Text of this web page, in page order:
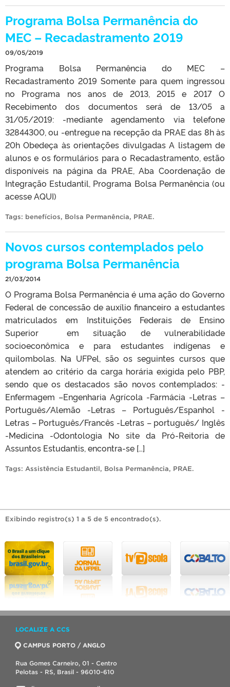
Programa Bolsa Permanência do
MEC – Recadastramento 2019
09/05/2019
Programa Bolsa Permanência do MEC –
Recadastramento 2019 Somente para quem ingressou
no Programa nos anos de 2013, 2015 e 2017 O
Recebimento dos documentos será de 13/05 a
31/05/2019: -mediante agendamento via telefone
32844300, ou -entregue na recepção da PRAE das 8h às
20h Obedeça às orientações divulgadas A listagem de
alunos e os formulários para o Recadastramento, estão
disponíveis na página da PRAE, Aba Coordenação de
Integração Estudantil, Programa Bolsa Permanência (ou
acesse AQUI)
Tags: benefícios, Bolsa Permanência, PRAE.
Novos cursos contemplados pelo
programa Bolsa Permanência
21/03/2014
O Programa Bolsa Permanência é uma ação do Governo
Federal de concessão de auxílio financeiro a estudantes
matriculados em Instituições Federais de Ensino
Superior em situação de vulnerabilidade
socioeconômica e para estudantes indígenas e
quilombolas. Na UFPel, são os seguintes cursos que
atendem ao critério da carga horária exigida pelo PBP,
sendo que os destacados são novos contemplados: -
Enfermagem –Engenharia Agrícola -Farmácia -Letras –
Português/Alemão -Letras – Português/Espanhol -
Letras – Português/Francês -Letras – português/ Inglês
-Medicina -Odontologia No site da Pró-Reitoria de
Assuntos Estudantis, encontra-se […]
Tags: Assistência Estudantil, Bolsa Permanência, PRAE.
Exibindo registro(s) 1 a 5 de 5 encontrado(s).
LOCALIZE A CCS
CAMPUS PORTO / ANGLO
Rua Gomes Carneiro, 01 - Centro
Pelotas - RS, Brasil - 96010-610